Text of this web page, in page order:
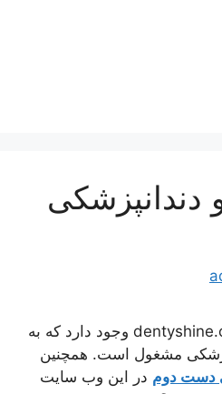
دندانپزشکی
وب سایتی به ادرس dentyshine.com وجود دارد که به
مشغول است. همچنین
دست دوم در این وب سایت